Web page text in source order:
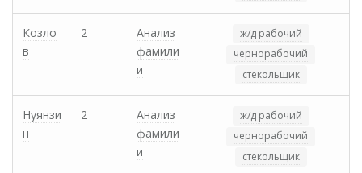
Козло
в
2
Анализ
фамили
и
ж/д рабочий
чернорабочий
стекольщик
Нуянзи
н
2
Анализ
фамили
и
ж/д рабочий
чернорабочий
стекольщик